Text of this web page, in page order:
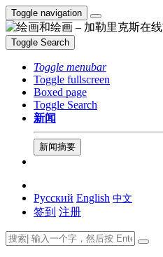
Toggle navigation
Toggle Search
Toggle menubar
Toggle fullscreen
Boxed page
Toggle Search
新闻
新闻摘要
Русский English 中文
签到 注册